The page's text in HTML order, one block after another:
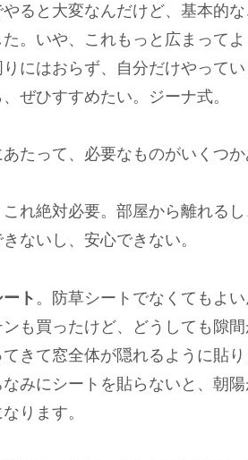
ると大変なんだけど、基本的
。いや、これもっと広まって
にはおらず、自分だけやって
ぜひすすめたい。ジーナ式。
たって、必要なものがいくつか
これ絶対必要。部屋から離れる
ないし、安心できない。
ト 。防草シートでなくてもよ
も買ったけど、どうしても隙
きて窓全体が隠れるように貼
みにシートを貼らないと、朝
ります。